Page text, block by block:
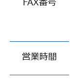
営業時間